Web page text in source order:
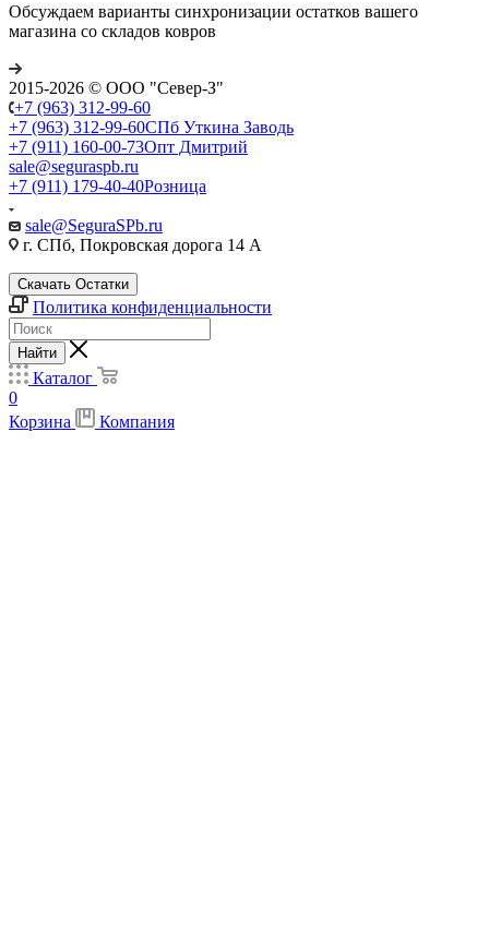
Обсуждаем варианты синхронизации остатков вашего
магазина со складов ковров
2015-2026 © ООО "Север-З"
+7 (963) 312-99-60
+7 (963) 312-99-60СПб Уткина Заводь
+7 (911) 160-00-73Опт Дмитрий
sale@seguraspb.ru
+7 (911) 179-40-40Розница
sale@SeguraSPb.ru
г. СПб, Покровская дорога 14 А
Скачать Остатки
Политика конфиденциальности
Найти
Каталог
0
Корзина
Компания